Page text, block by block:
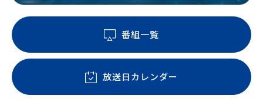
番組一覧
放送日カレンダー